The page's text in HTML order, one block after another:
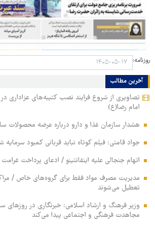
روزنامه:
آخرین مطالب
تصاویری از شروع فرایند نصب کتیبه‌های
امام رضا(ع)
هشدار سازمان غذا و دارو درباره عرضه محصولات
جواد قامتی: فیلم کوتاه نباید قربانی کمبود سرمایه
اتهام جنجالی علیه اینفانتینو / ادعای پرداخت
مدیریت مصرف مواد فقط برای گروه‌های خاص /
تعطیل می‌شوند
وزیر فرهنگ و ارشاد اسلامی: خبرنگاری در روزهای
مجاهدت فرهنگی و اجتماعی پیدا می‌کند